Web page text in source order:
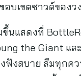
บเขตซาวด์ของว
นแสดงที่
the Giant แล
งสบาย ลืมทุกคว